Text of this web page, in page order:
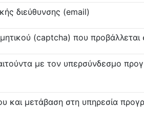
διεύθυνσης (email)
(captcha) που προβάλλεται
με τον υπερσύνδεσμο
και μετάβαση στη υπηρεσία